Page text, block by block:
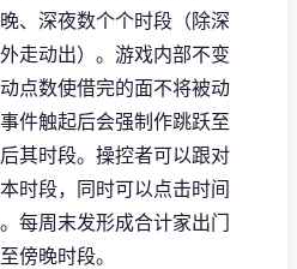
、深夜数个个时段（除深
走动出）。 游戏内部不变
点数使借完的面不将被动
件触起后会强制作跳跃至
其时段。 操控者可以跟对
时段，同时可以点击时间
每周末发形成合计家出门
傍晚时段。